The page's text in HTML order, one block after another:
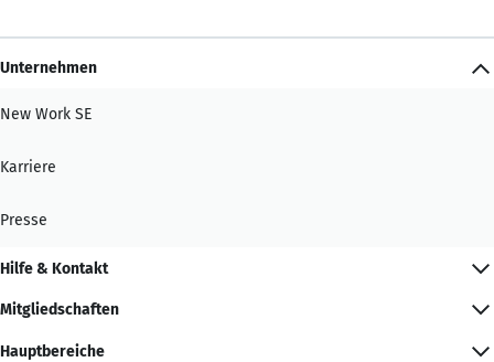
Unternehmen
New Work SE
Karriere
Presse
Hilfe & Kontakt
Mitgliedschaften
Hauptbereiche